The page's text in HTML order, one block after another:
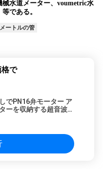
水道メーター、voumetric水
である。
ートルの管
で
でPN16弁モーター ア
ーを収納する超音波水